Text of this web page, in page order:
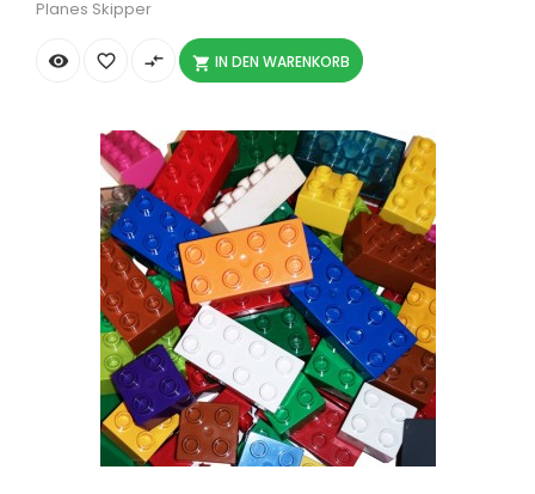
Planes Skipper
  compare_arrows  IN DEN WARENKORB